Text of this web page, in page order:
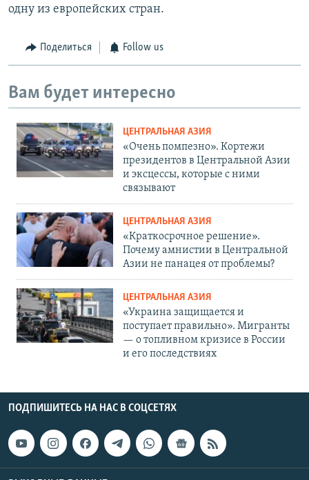
одну из европейских стран.
Поделиться Follow us
Вам будет интересно
ЦЕНТРАЛЬНАЯ АЗИЯ
«Очень помпезно». Кортежи
президентов в Центральной Азии
и эксцессы, которые с ними
связывают
ЦЕНТРАЛЬНАЯ АЗИЯ
«Краткосрочное решение».
Почему амнистии в Центральной
Азии не панацея от проблемы?
ЦЕНТРАЛЬНАЯ АЗИЯ
«Украина защищается и
поступает правильно». Мигранты
— о топливном кризисе в России
и его последствиях
ПОДПИШИТЕСЬ НА НАС В СОЦСЕТЯХ